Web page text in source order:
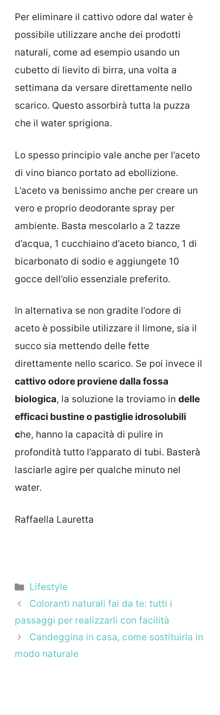
Per eliminare il cattivo odore dal water è
possibile utilizzare anche dei prodotti
naturali, come ad esempio usando un
cubetto di lievito di birra, una volta a
settimana da versare direttamente nello
scarico. Questo assorbirà tutta la puzza
che il water sprigiona.
Lo spesso principio vale anche per l’aceto
di vino bianco portato ad ebollizione.
L’aceto va benissimo anche per creare un
vero e proprio deodorante spray per
ambiente. Basta mescolarlo a 2 tazze
d’acqua, 1 cucchiaino d’aceto bianco, 1 di
bicarbonato di sodio e aggiungete 10
gocce dell’olio essenziale preferito.
In alternativa se non gradite l’odore di
aceto è possibile utilizzare il limone, sia il
succo sia mettendo delle fette
direttamente nello scarico. Se poi invece il
cattivo odore proviene dalla fossa
biologica, la soluzione la troviamo in delle
efficaci bustine o pastiglie idrosolubili
che, hanno la capacità di pulire in
profondità tutto l’apparato di tubi. Basterà
lasciarle agire per qualche minuto nel
water.
Raffaella Lauretta
Categorie
Lifestyle
Coloranti naturali fai da te: tutti i
passaggi per realizzarli con facilità
Candeggina in casa, come sostituirla in
modo naturale